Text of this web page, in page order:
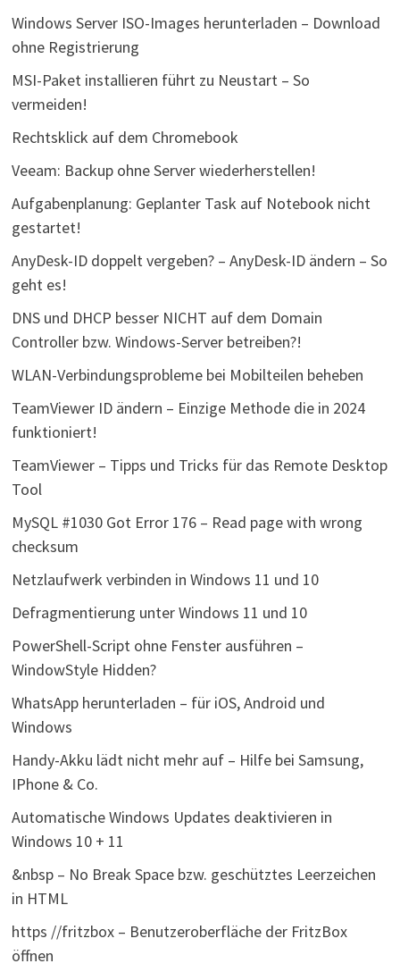
Windows Server ISO-Images herunterladen – Download
ohne Registrierung
MSI-Paket installieren führt zu Neustart – So
vermeiden!
Rechtsklick auf dem Chromebook
Veeam: Backup ohne Server wiederherstellen!
Aufgabenplanung: Geplanter Task auf Notebook nicht
gestartet!
AnyDesk-ID doppelt vergeben? – AnyDesk-ID ändern – So
geht es!
DNS und DHCP besser NICHT auf dem Domain
Controller bzw. Windows-Server betreiben?!
WLAN-Verbindungsprobleme bei Mobilteilen beheben
TeamViewer ID ändern – Einzige Methode die in 2024
funktioniert!
TeamViewer – Tipps und Tricks für das Remote Desktop
Tool
MySQL #1030 Got Error 176 – Read page with wrong
checksum
Netzlaufwerk verbinden in Windows 11 und 10
Defragmentierung unter Windows 11 und 10
PowerShell-Script ohne Fenster ausführen –
WindowStyle Hidden?
WhatsApp herunterladen – für iOS, Android und
Windows
Handy-Akku lädt nicht mehr auf – Hilfe bei Samsung,
IPhone & Co.
Automatische Windows Updates deaktivieren in
Windows 10 + 11
&nbsp – No Break Space bzw. geschütztes Leerzeichen
in HTML
https //fritzbox – Benutzeroberfläche der FritzBox
öffnen